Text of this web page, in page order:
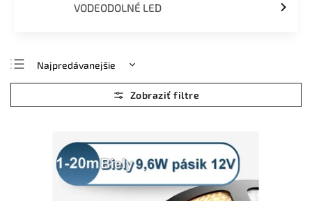
VODEODOLNÉ LED
Najpredávanejšie
Najlacnejšie
Najdrahšie